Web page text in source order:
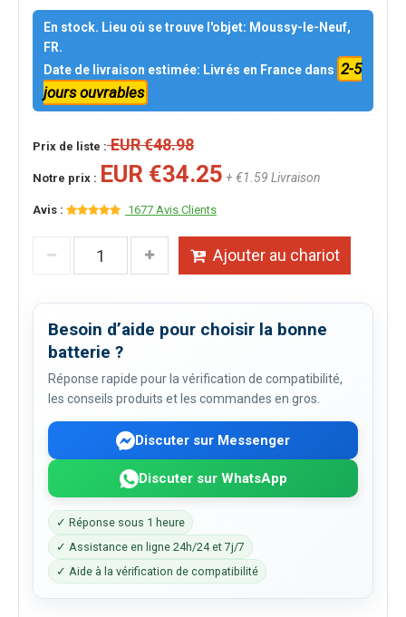
En stock. Lieu où se trouve l'objet: Moussy-le-Neuf,
FR.
Date de livraison estimée: Livrés en France dans 2-5
jours ouvrables
Prix de liste :EUR €48.98
Notre prix : EUR €34.25 + €1.59 Livraison
Avis : 1677 Avis Clients
Ajouter au chariot
Besoin d’aide pour choisir la bonne
batterie ?
Réponse rapide pour la vérification de compatibilité,
les conseils produits et les commandes en gros.
Discuter sur Messenger
Discuter sur WhatsApp
✓ Réponse sous 1 heure
✓ Assistance en ligne 24h/24 et 7j/7
✓ Aide à la vérification de compatibilité